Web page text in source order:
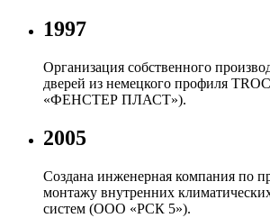
1997
Организация собственного
дверей из немецкого профиля
«ФЕНСТЕР ПЛАСТ»).
2005
Создана инженерная компания по
монтажу внутренних
систем (ООО «РСК 5»).